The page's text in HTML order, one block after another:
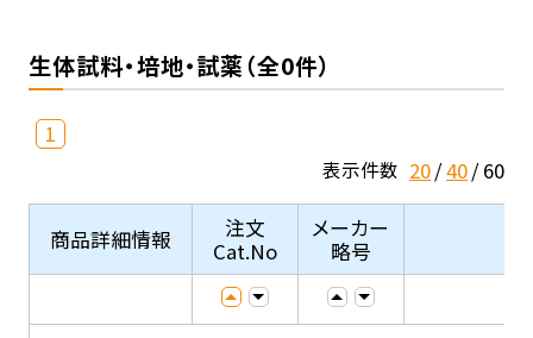
生体試料・培地・試薬（全0件）
1
表示件数 20 40 60
商品詳細情報
注文
Cat.No
メーカー
略号